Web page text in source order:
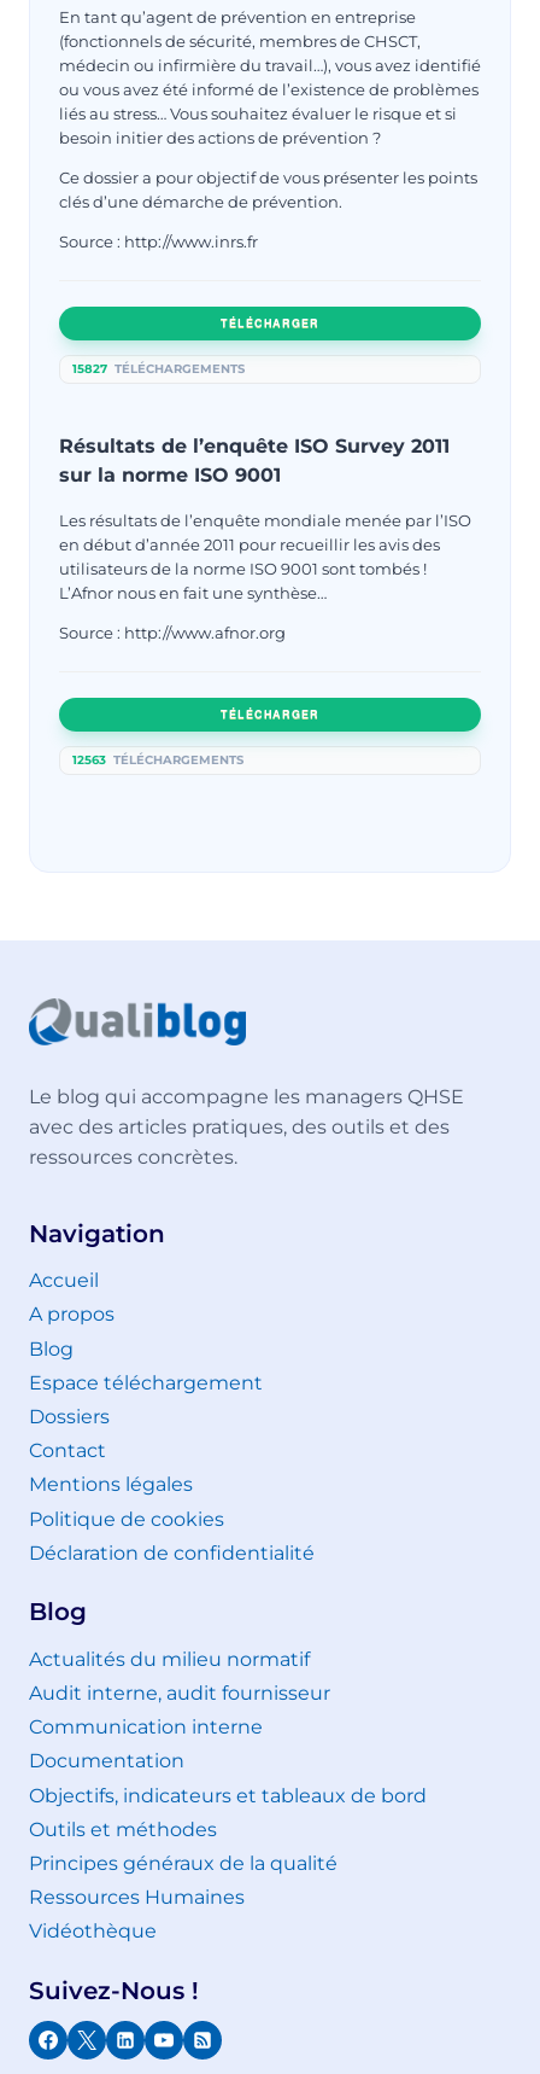
En tant qu’agent de prévention en entreprise
(fonctionnels de sécurité, membres de CHSCT,
médecin ou infirmière du travail…), vous avez identifié
ou vous avez été informé de l’existence de problèmes
liés au stress… Vous souhaitez évaluer le risque et si
besoin initier des actions de prévention ?
Ce dossier a pour objectif de vous présenter les points
clés d’une démarche de prévention.
Source : http://www.inrs.fr
TÉLÉCHARGER
15827 TÉLÉCHARGEMENTS
Résultats de l’enquête ISO Survey 2011
sur la norme ISO 9001
Les résultats de l’enquête mondiale menée par l’ISO
en début d’année 2011 pour recueillir les avis des
utilisateurs de la norme ISO 9001 sont tombés !
L’Afnor nous en fait une synthèse…
Source : http://www.afnor.org
TÉLÉCHARGER
12563 TÉLÉCHARGEMENTS
Le blog qui accompagne les managers QHSE
avec des articles pratiques, des outils et des
ressources concrètes.
Navigation
Accueil
A propos
Blog
Espace téléchargement
Dossiers
Contact
Mentions légales
Politique de cookies
Déclaration de confidentialité
Blog
Actualités du milieu normatif
Audit interne, audit fournisseur
Communication interne
Documentation
Objectifs, indicateurs et tableaux de bord
Outils et méthodes
Principes généraux de la qualité
Ressources Humaines
Vidéothèque
Suivez-Nous !